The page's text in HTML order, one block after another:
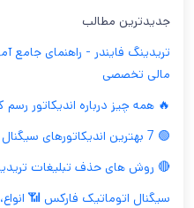
جدیدترین مطالب
تریدینگ فایندر - راهنمای جامع
مالی تخصصی
🔥 همه چیز درباره اندیکاتور
🟢 7 بهترین اندیکاتورهای سیگنال دهی در تریدینگ ویو 🟢
🔴 روش های حذف تبلیغات
سیگنال اتوماتیک فارکس 📶 انواع،